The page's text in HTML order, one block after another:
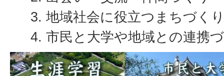
地域社会に役立つまちづく
市民と大学や地域との連携